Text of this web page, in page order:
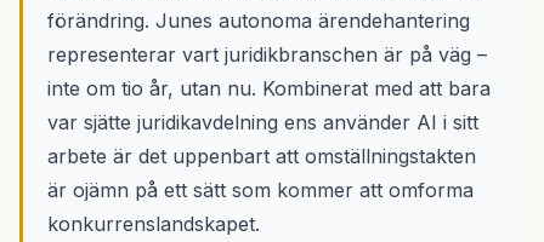
förändring. Junes autonoma ärendehantering
representerar vart juridikbranschen är på väg –
inte om tio år, utan nu. Kombinerat med att bara
var sjätte juridikavdelning ens använder AI i sitt
arbete är det uppenbart att omställningstakten
är ojämn på ett sätt som kommer att omforma
konkurrenslandskapet.